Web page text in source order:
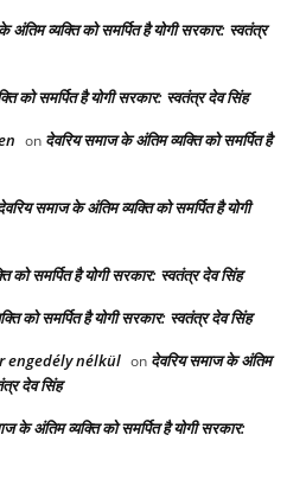
अंतिम व्यक्ति को समर्पित है योगी सरकार: स्वतंत्र
को समर्पित है योगी सरकार: स्वतंत्र देव सिंह
on देवरिय समाज के अंतिम व्यक्ति को समर्पित है
समाज के अंतिम व्यक्ति को समर्पित है योगी
को समर्पित है योगी सरकार: स्वतंत्र देव सिंह
को समर्पित है योगी सरकार: स्वतंत्र देव सिंह
engedély nélkül on देवरिय समाज के अंतिम
देव सिंह
के अंतिम व्यक्ति को समर्पित है योगी सरकार: